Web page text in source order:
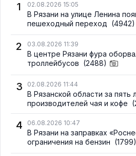
1
02.08.2026 15:05
В Рязани на улице Ленина
пешеходный переход (4942)
2 03.08.2026 11:39
В центре Рязани фура
троллейбусов (2488)
3 02.08.2026 11:44
В Рязанской области за пять
производителей чая и кофе
4 06.08.2026 10:47
В Рязани на заправках
ограничения на бензин (1799)